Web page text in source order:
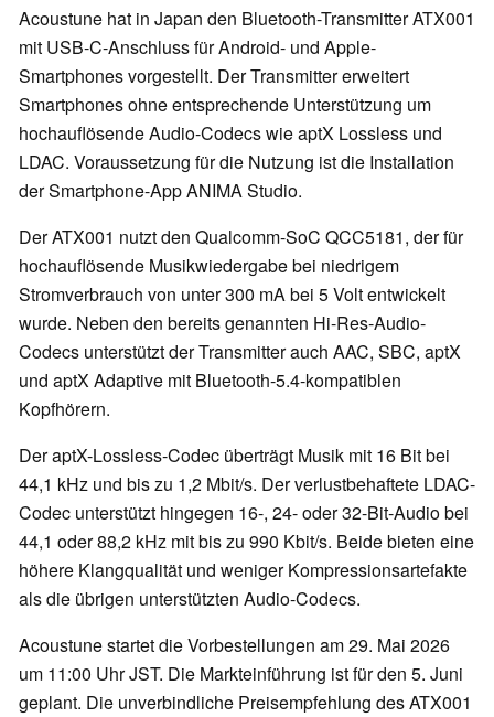
Acoustune hat in Japan den Bluetooth-Transmitter ATX001
mit USB-C-Anschluss für Android- und Apple-
Smartphones vorgestellt. Der Transmitter erweitert
Smartphones ohne entsprechende Unterstützung um
hochauflösende Audio-Codecs wie aptX Lossless und
LDAC. Voraussetzung für die Nutzung ist die Installation
der Smartphone-App ANIMA Studio.
Der ATX001 nutzt den Qualcomm-SoC QCC5181, der für
hochauflösende Musikwiedergabe bei niedrigem
Stromverbrauch von unter 300 mA bei 5 Volt entwickelt
wurde. Neben den bereits genannten Hi-Res-Audio-
Codecs unterstützt der Transmitter auch AAC, SBC, aptX
und aptX Adaptive mit Bluetooth-5.4-kompatiblen
Kopfhörern.
Der aptX-Lossless-Codec überträgt Musik mit 16 Bit bei
44,1 kHz und bis zu 1,2 Mbit/s. Der verlustbehaftete LDAC-
Codec unterstützt hingegen 16-, 24- oder 32-Bit-Audio bei
44,1 oder 88,2 kHz mit bis zu 990 Kbit/s. Beide bieten eine
höhere Klangqualität und weniger Kompressionsartefakte
als die übrigen unterstützten Audio-Codecs.
Acoustune startet die Vorbestellungen am 29. Mai 2026
um 11:00 Uhr JST. Die Markteinführung ist für den 5. Juni
geplant. Die unverbindliche Preisempfehlung des ATX001